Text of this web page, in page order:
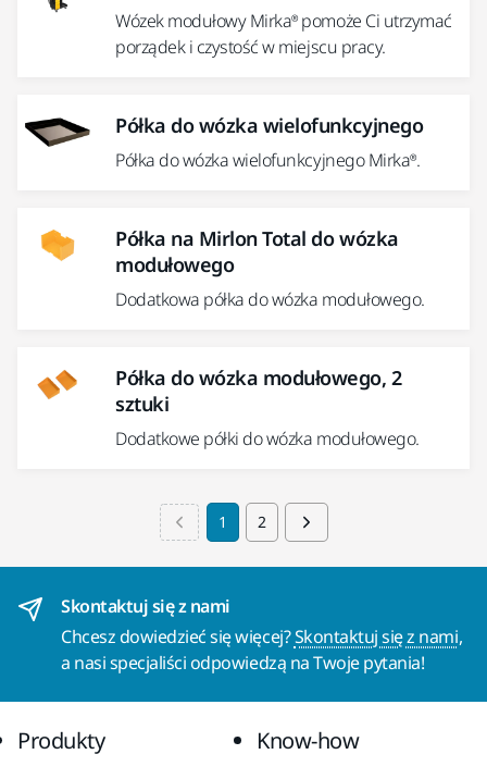
Wózek modułowy Mirka® pomoże Ci utrzymać
porządek i czystość w miejscu pracy.
Półka do wózka wielofunkcyjnego
Półka do wózka wielofunkcyjnego Mirka®.
Półka na Mirlon Total do wózka
modułowego
Dodatkowa półka do wózka modułowego.
Półka do wózka modułowego, 2
sztuki
Dodatkowe półki do wózka modułowego.
1 2
Skontaktuj się z nami
Chcesz dowiedzieć się więcej?Skontaktuj się z nami,
a nasi specjaliści odpowiedzą na Twoje pytania!
Produkty Know-how